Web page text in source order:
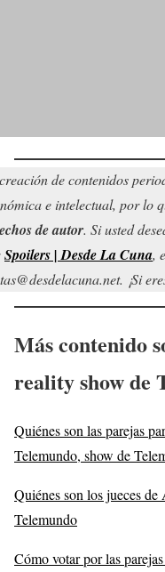
de contenidos
e intelectual, por lo
de autor. Si usted
Spoilers | Desde La Cuna,
¡Si
Más contenido
reality show de
Quiénes son las parejas
Telemundo, show de
Quiénes son los jueces
Telemundo
Cómo votar por las